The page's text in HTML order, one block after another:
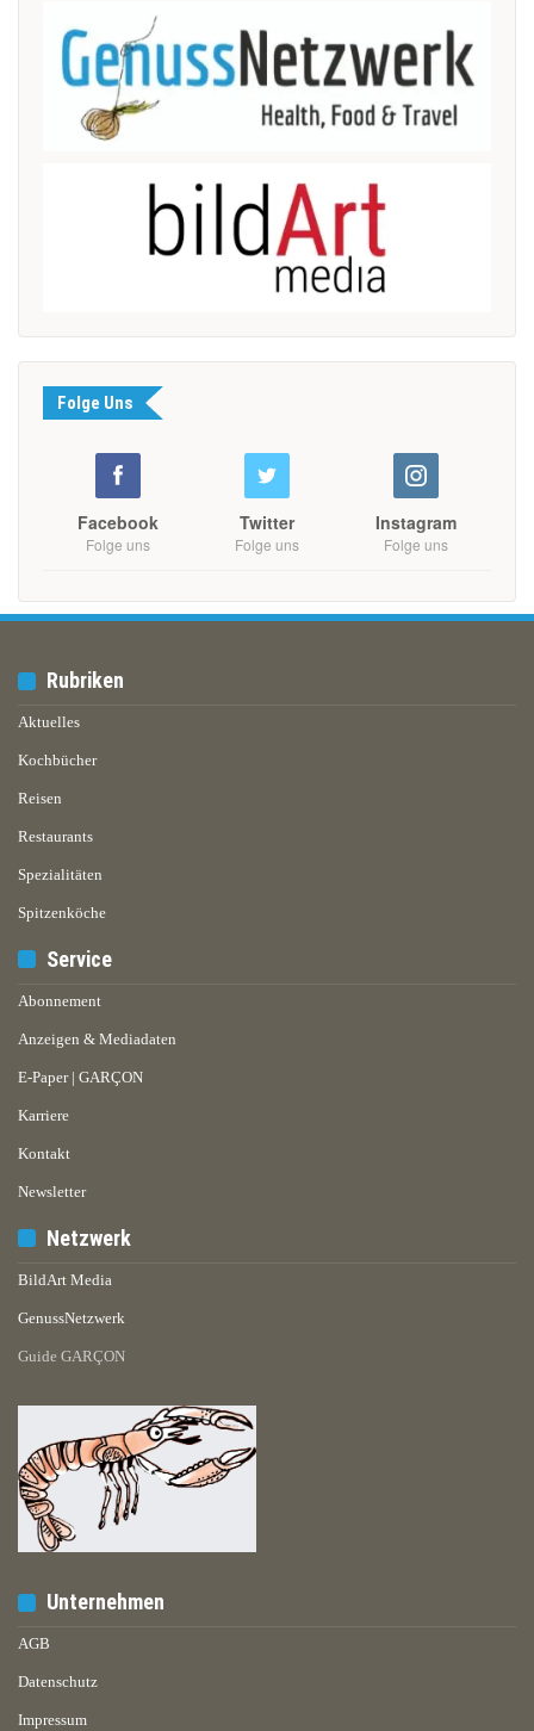
Folge Uns
Facebook
Folge uns
Twitter
Folge uns
Instagram
Folge uns
Rubriken
Aktuelles
Kochbücher
Reisen
Restaurants
Spezialitäten
Spitzenköche
Service
Abonnement
Anzeigen & Mediadaten
E-Paper | GARÇON
Karriere
Kontakt
Newsletter
Netzwerk
BildArt Media
GenussNetzwerk
Guide GARÇON
Unternehmen
AGB
Datenschutz
Impressum